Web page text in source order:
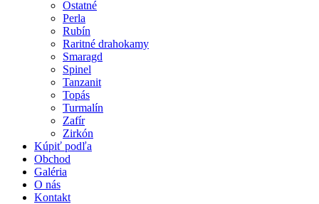
Ostatné
Perla
Rubín
Raritné drahokamy
Smaragd
Spinel
Tanzanit
Topás
Turmalín
Zafír
Zirkón
Kúpiť podľa
Obchod
Galéria
O nás
Kontakt